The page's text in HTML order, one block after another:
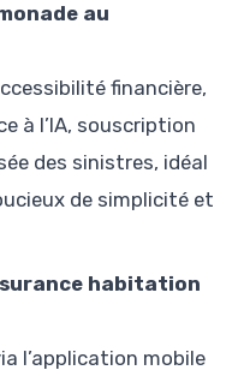
au
financière,
à l’IA, souscription
des sinistres, idéal
de simplicité et
habitation
l’application mobile